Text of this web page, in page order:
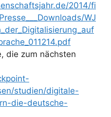
2014/fi
WJ
die zum nächsten
studien/digitale-
die-deutsche-